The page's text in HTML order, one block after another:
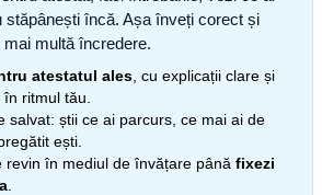
stăpânești încă. Așa înveți corect și
multă încredere.
atestatul ales , cu explicații clare și
ritmul tău.
salvat: știi ce ai parcurs, ce mai ai de
ești.
revin în mediul de învățare până fixezi